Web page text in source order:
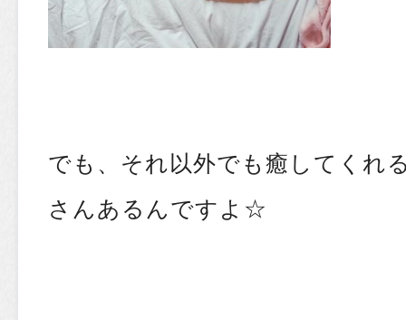
でも、それ以外でも癒してくれ
さんあるんですよ☆